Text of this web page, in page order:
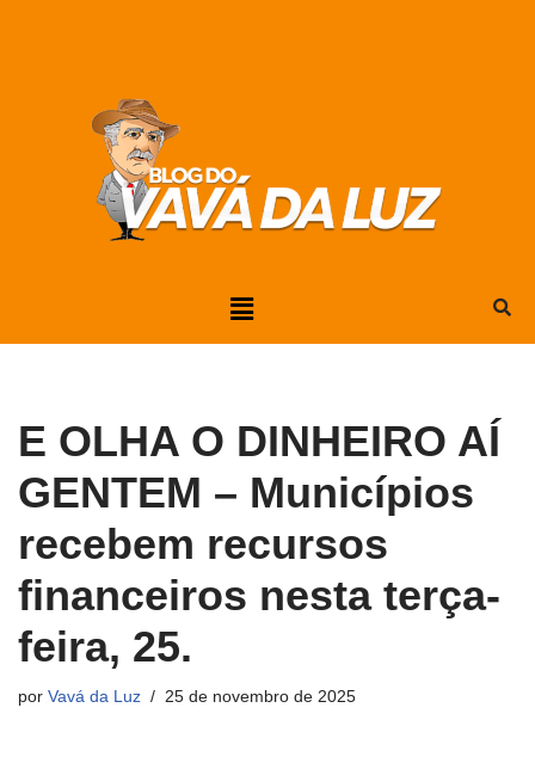
E OLHA O DINHEIRO AÍ
GENTEM – Municípios
recebem recursos
financeiros nesta terça-
feira, 25.
por Vavá da Luz 25 de novembro de 2025